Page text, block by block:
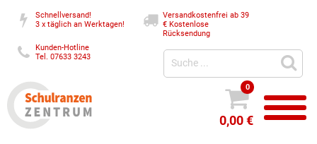
Schnellversand!
3 x täglich an Werktagen!
Versandkostenfrei ab 39
€Kostenlose
Rücksendung
Kunden-Hotline
Tel. 07633 3243
0
0,00 €